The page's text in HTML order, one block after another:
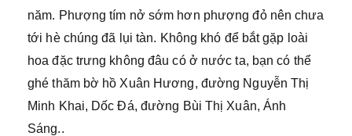
năm. Phượng tím nở sớm hơn phượng đỏ nên chưa
tới hè chúng đã lụi tàn. Không khó để bắt gặp loài
hoa đặc trưng không đâu có ở nước ta, bạn có thể
ghé thăm bờ hồ Xuân Hương, đường Nguyễn Thị
Minh Khai, Dốc Đá, đường Bùi Thị Xuân, Ánh
Sáng..